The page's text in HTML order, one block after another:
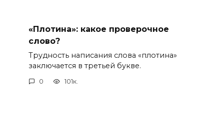
«Плотина»: какое проверочное
слово?
Трудность написания слова «плотина»
заключается в третьей букве.
0 101к.